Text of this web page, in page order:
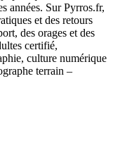
années. Sur Pyrros.fr,
et des retours
des orages et des
certifié,
culture numérique
terrain –